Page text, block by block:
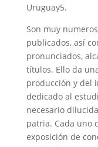
Uruguay5.
Son muy
publicados, así
pronunciados,
títulos. Ello da
producción y del
dedicado al
necesario
patria. Cada uno
exposición de